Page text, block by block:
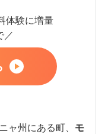
体験に増量
／
ャ州にある町、 モ